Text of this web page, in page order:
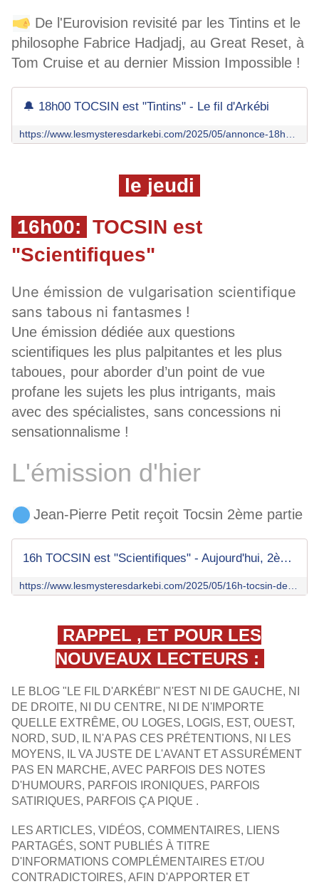
De l'Eurovision revisité par les Tintins et le
philosophe Fabrice Hadjadj, au Great Reset, à
Tom Cruise et au dernier Mission Impossible !
🔔 18h00 TOCSIN est "Tintins" - Le fil d'Arkébi
le jeudi
16h00: TOCSIN est
"Scientifiques"
Une émission de vulgarisation scientifique
sans tabous ni fantasmes !
Une émission dédiée aux questions
scientifiques les plus palpitantes et les plus
taboues, pour aborder d’un point de vue
profane les sujets les plus intrigants, mais
avec des spécialistes, sans concessions ni
sensationnalisme !
L'émission d'hier
Jean-Pierre Petit reçoit Tocsin 2ème partie
16h TOCSIN est "Scientifiques" - Aujourd'hui, 2ème partie avec Jean-Pierre Petit : Ce modèle Janus qui embarrasse les astrophysiciens - Le fil d'Arkébi
RAPPEL , ET POUR LES
NOUVEAUX LECTEURS :
LE BLOG "LE FIL D'ARKÉBI" N'EST NI DE GAUCHE, NI
DE DROITE, NI DU CENTRE, NI DE N'IMPORTE
QUELLE EXTRÊME, OU LOGES, LOGIS, EST, OUEST,
NORD, SUD, IL N'A PAS CES PRÉTENTIONS, NI LES
MOYENS, IL VA JUSTE DE L'AVANT ET ASSURÉMENT
PAS EN MARCHE, AVEC PARFOIS DES NOTES
D'HUMOURS, PARFOIS IRONIQUES, PARFOIS
SATIRIQUES, PARFOIS ÇA PIQUE .
LES ARTICLES, VIDÉOS, COMMENTAIRES, LIENS
PARTAGÉS, SONT PUBLIÉS À TITRE
D'INFORMATIONS COMPLÉMENTAIRES ET/OU
CONTRADICTOIRES, AFIN D'APPORTER ET